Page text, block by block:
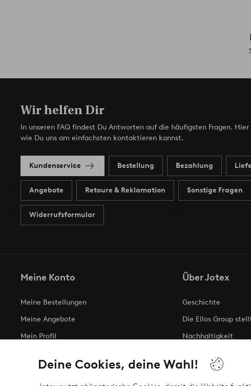
Deine Cookies, deine Wahl!
Wir helfen Dir
In unseren FAQ findest Du Antworten auf die häufigsten Fragen.
wie Du uns am einfachsten kontaktieren kannst.
Kundenservice Bestellung Bezahlung
Angebote Retoure & Reklamation Sonstige Fragen
Widerrufsformular
Meine Konto
Meine Bestellungen
Meine Angebote
Mein Profil
Über Jotex
Geschichte
Die Ellos Group
Nachhaltigkeit
Erklärung zur